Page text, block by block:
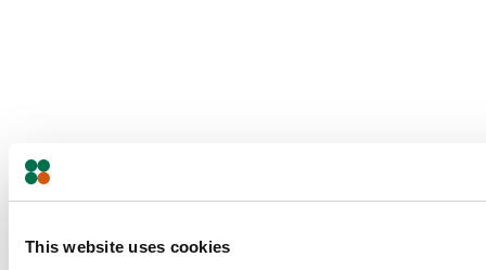
This website uses cookies